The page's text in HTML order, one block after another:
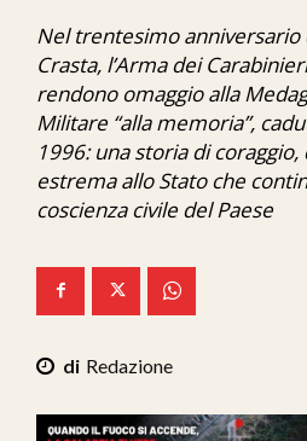
Economia
Ita-Mondo
C7 Play
We Calabria
Mix Zone
Nel trentesimo anniversario
Crasta, l’Arma dei
rendono omaggio alla
Militare “alla memoria”,
1996: una storia di
estrema allo Stato che
coscienza civile del Paese
Redazione